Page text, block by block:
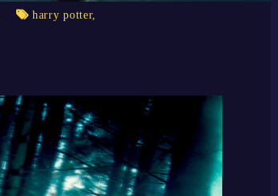
harry potter,